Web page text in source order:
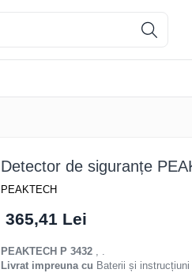
Detector de siguranțe
PEAKTECH
365,41 Lei
PEAKTECH P 3432 , .
Livrat impreuna cu Baterii și